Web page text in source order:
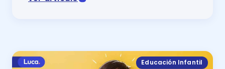
Educación Infantil